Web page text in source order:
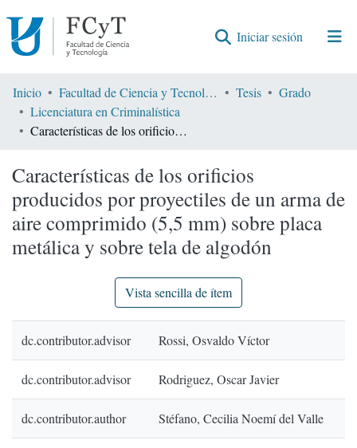
Iniciar sesión (current)
Comunidades
Encontrar por
Inicio Facultad de Ciencia y Tecnología Tesis
Grado
Licenciatura en Criminalística
Características de los orificios producidos por proyectiles de un arma de aire comprimido (5,5 mm) sobre placa metálica y sobre tela de algodón
Características de los orificios
producidos por proyectiles de un arma de
aire comprimido (5,5 mm) sobre placa
metálica y sobre tela de algodón
Vista sencilla de ítem
dc.contributor.advisor Rossi, Osvaldo Víctor
dc.contributor.advisor Rodriguez, Oscar Javier
dc.contributor.author Stéfano, Cecilia Noemí del Valle